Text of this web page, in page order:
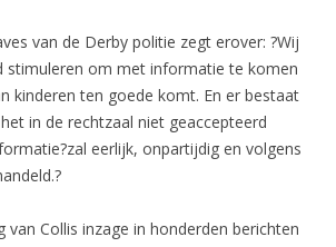
van de Derby politie zegt erover: ?Wij
stimuleren om met informatie te komen
kinderen ten goede komt. En er bestaat
in de rechtzaal niet geaccepteerd
eerlijk, onpartijdig en volgens
van Collis inzage in honderden berichten